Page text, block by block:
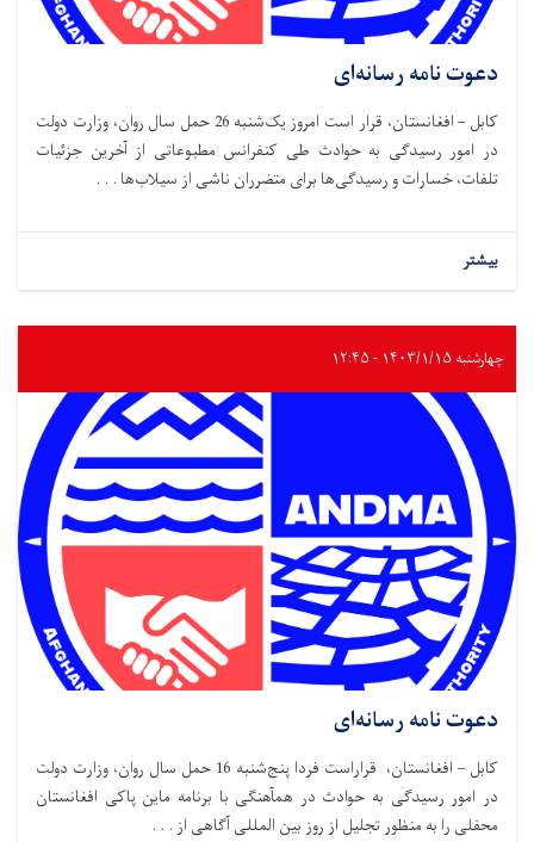
دعوت نامه رسانه‌ای
کابل – افغانستان، قرار است امروز یک‌شنبه 26 حمل سال روان، وزارت دولت
در امور رسیدگی به حوادث طی کنفرانس مطبوعاتی از آخرین جزئیات
تلفات، خسارات و رسیدگی‌ها برای متضرران ناشی از سیلاب‌ها . . .
بیشتر
چهارشنبه ۱۴۰۳/۱/۱۵ - ۱۲:۴۵
دعوت نامه رسانه‌ای
کابل – افغانستان، قراراست فردا پنج‌شنبه 16 حمل سال روان، وزارت دولت
در امور رسیدگی به حوادث در همآهنگی با برنامه ماین پاکی افغانستان
محفلی را به منظور تجلیل از روز بین المللی آگاهی از . . .